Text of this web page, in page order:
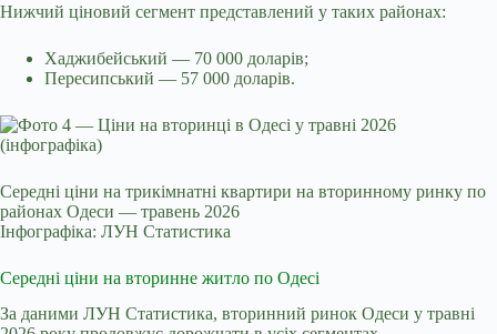
Нижчий ціновий сегмент представлений у таких районах:
Хаджибейський — 70 000 доларів;
Пересипський — 57 000 доларів.
Середні ціни на трикімнатні квартири на вторинному ринку по
районах Одеси — травень 2026
Інфографіка: ЛУН Статистика
Середні ціни на вторинне житло по Одесі
За даними ЛУН Статистика, вторинний ринок Одеси у травні